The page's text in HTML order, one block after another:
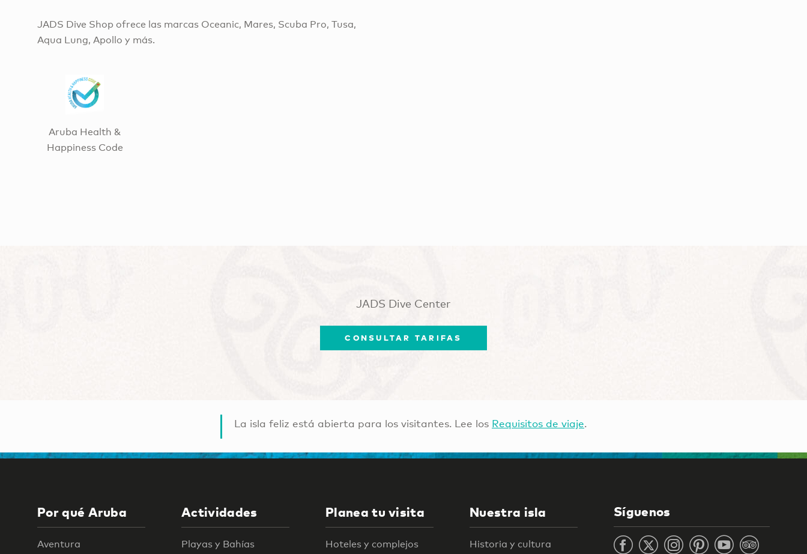
JADS Dive Shop ofrece las marcas Oceanic, Mares, Scuba Pro, Tusa,
Aqua Lung, Apollo y más.
Aruba Health &
Happiness Code
JADS Dive Center
CONSULTAR TARIFAS
La isla feliz está abierta para los visitantes. Lee los Requisitos de viaje.
Por qué Aruba
Aventura
Actividades
Playas y Bahías
Planea tu visita
Hoteles y complejos
Nuestra isla
Historia y cultura
Síguenos